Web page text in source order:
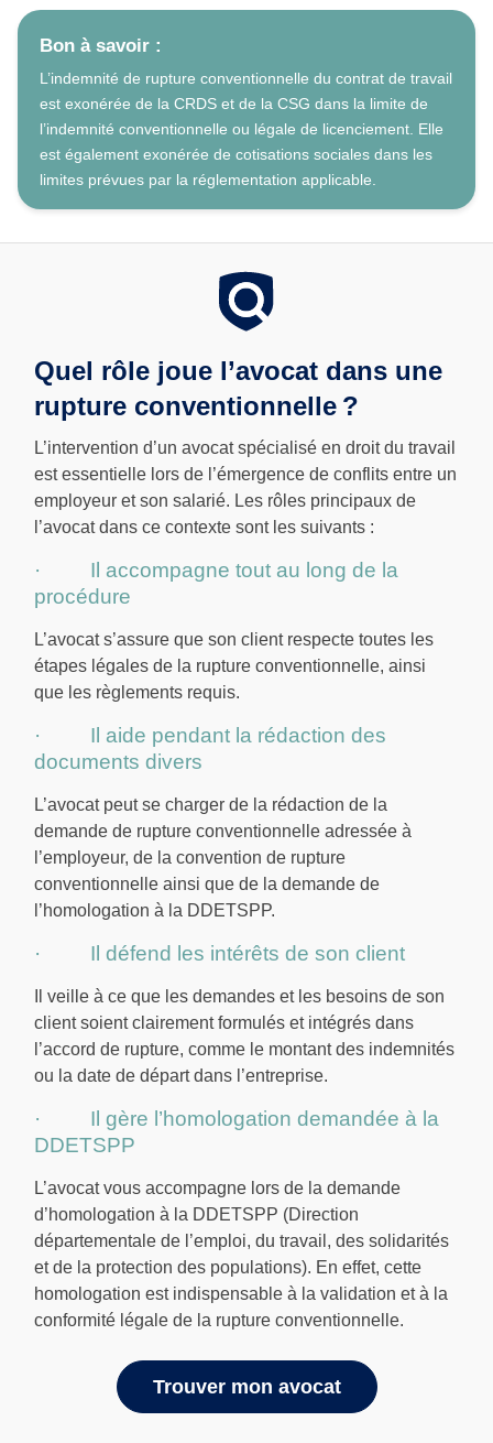
Bon à savoir :
L’indemnité de rupture conventionnelle du contrat de travail
est exonérée de la CRDS et de la CSG dans la limite de
l’indemnité conventionnelle ou légale de licenciement. Elle
est également exonérée de cotisations sociales dans les
limites prévues par la réglementation applicable.
Quel rôle joue l’avocat dans une
rupture conventionnelle ?
L’intervention d’un avocat spécialisé en droit du travail
est essentielle lors de l’émergence de conflits entre un
employeur et son salarié. Les rôles principaux de
l’avocat dans ce contexte sont les suivants :
· Il accompagne tout au long de la
procédure
L’avocat s’assure que son client respecte toutes les
étapes légales de la rupture conventionnelle, ainsi
que les règlements requis.
· Il aide pendant la rédaction des
documents divers
L’avocat peut se charger de la rédaction de la
demande de rupture conventionnelle adressée à
l’employeur, de la convention de rupture
conventionnelle ainsi que de la demande de
l’homologation à la DDETSPP.
· Il défend les intérêts de son client
Il veille à ce que les demandes et les besoins de son
client soient clairement formulés et intégrés dans
l’accord de rupture, comme le montant des indemnités
ou la date de départ dans l’entreprise.
· Il gère l’homologation demandée à la
DDETSPP
L’avocat vous accompagne lors de la demande
d’homologation à la DDETSPP (Direction
départementale de l’emploi, du travail, des solidarités
et de la protection des populations). En effet, cette
homologation est indispensable à la validation et à la
conformité légale de la rupture conventionnelle.
Trouver mon avocat